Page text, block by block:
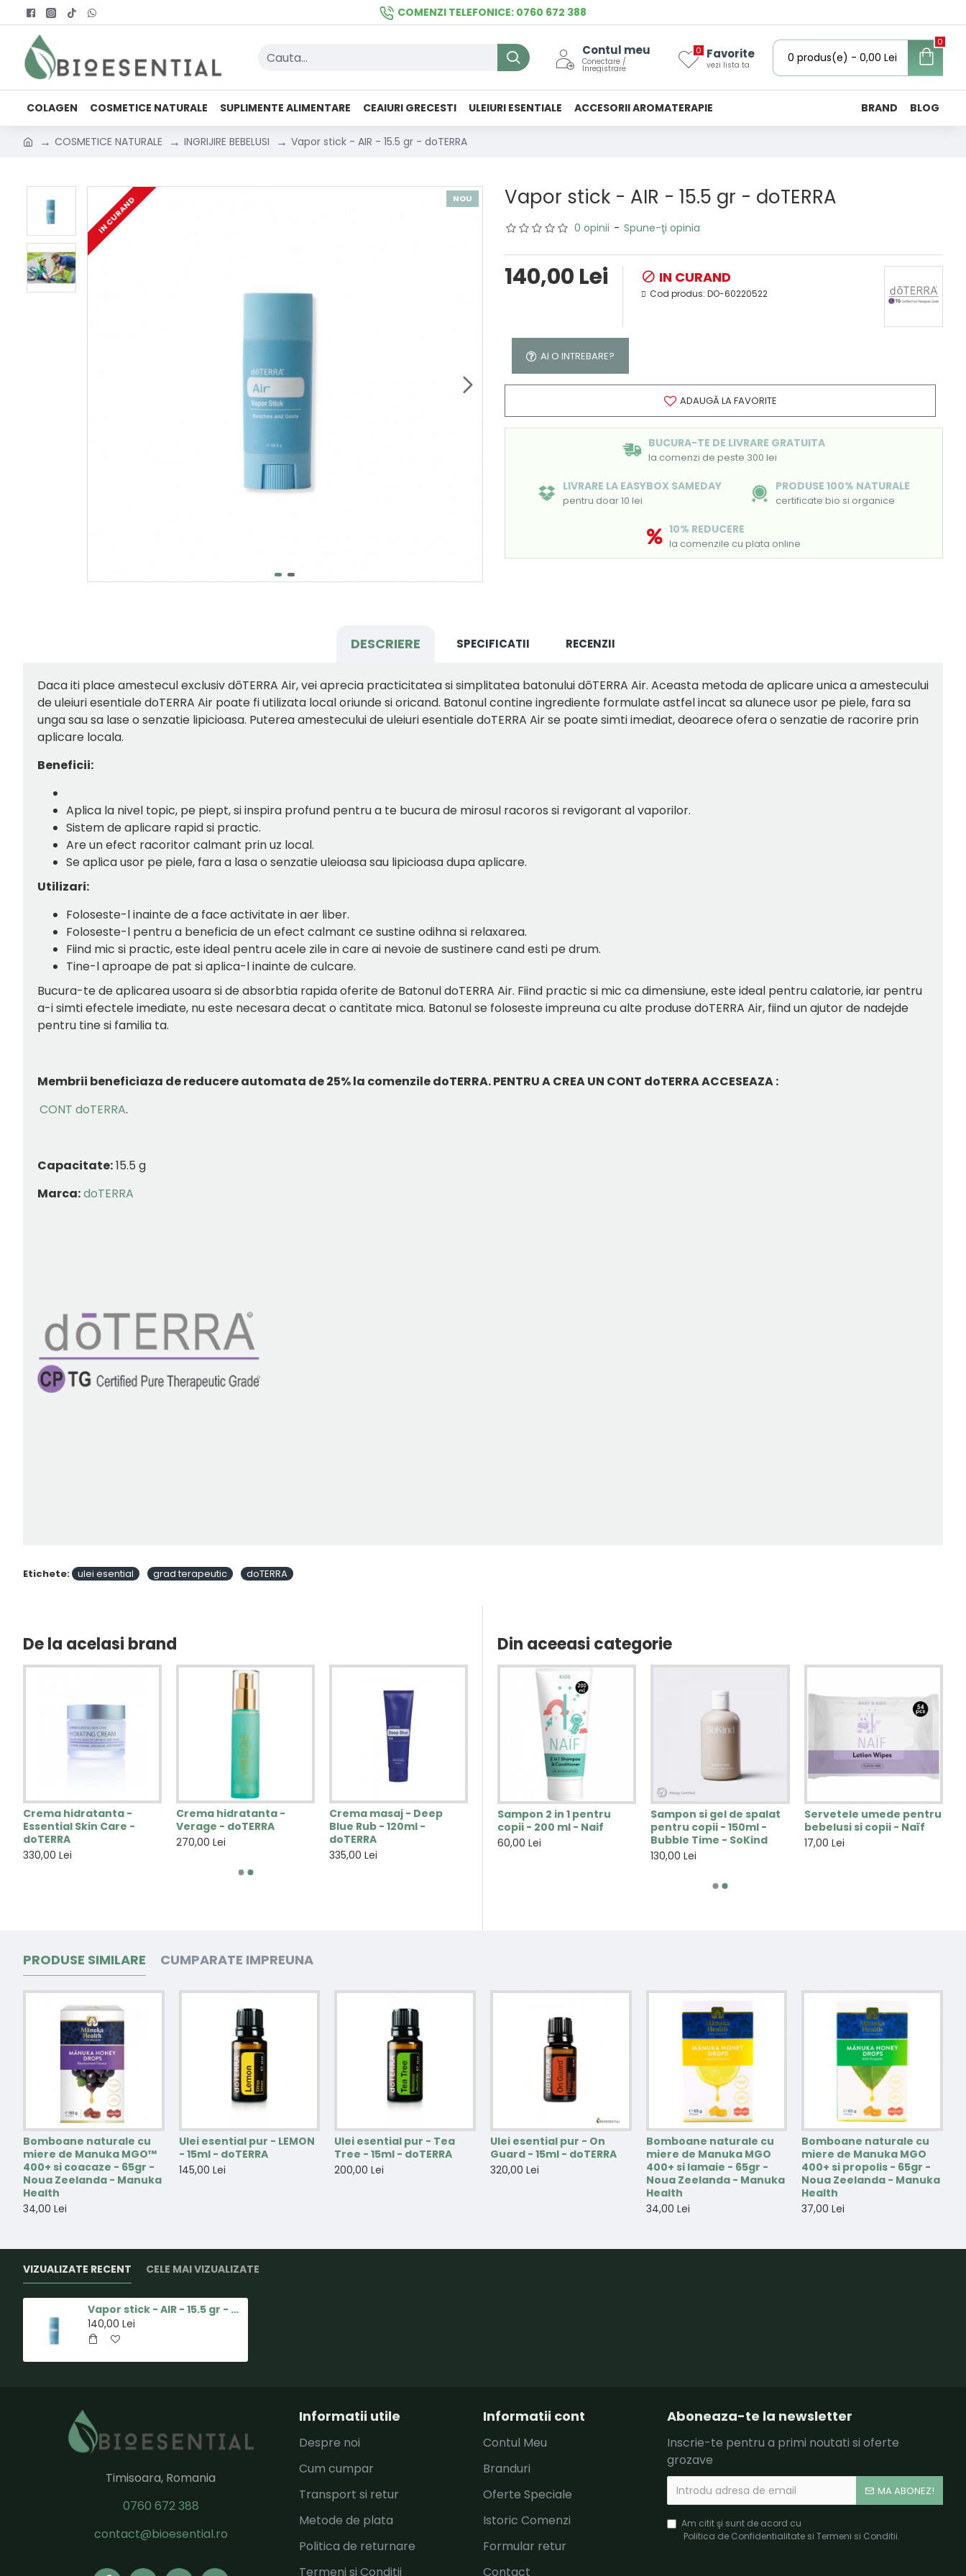
COMENZI TELEFONICE: 0760 672 388
Contul meu
Conectare /
Inregistrare
Favorite
vezi lista ta
0 0 produs(e) - 0,00 Lei
0
COLAGEN COSMETICE NATURALE SUPLIMENTE ALIMENTARE CEAIURI GRECESTI ULEIURI ESENTIALE ACCESORII AROMATERAPIE BRAND BLOG
COSMETICE NATURALE INGRIJIRE BEBELUSI Vapor stick - AIR - 15.5 gr - doTERRA
NOU
IN CURAND Vapor stick - AIR - 15.5 gr - doTERRA
0 opinii - Spune-ţi opinia
140,00 Lei IN CURAND
Cod produs: DO-60220522
AI O INTREBARE?
ADAUGĂ LA FAVORITE
BUCURA-TE DE LIVRARE GRATUITA
la comenzi de peste 300 lei
LIVRARE LA EASYBOX SAMEDAY
pentru doar 10 lei
PRODUSE 100% NATURALE
certificate bio si organice
10% REDUCERE
la comenzile cu plata online
DESCRIERE SPECIFICATII RECENZII
Daca iti place amestecul exclusiv dōTERRA Air, vei aprecia practicitatea si simplitatea batonului dōTERRA Air. Aceasta metoda de aplicare unica a amestecului
de uleiuri esentiale doTERRA Air poate fi utilizata local oriunde si oricand. Batonul contine ingrediente formulate astfel incat sa alunece usor pe piele, fara sa
unga sau sa lase o senzatie lipicioasa. Puterea amestecului de uleiuri esentiale doTERRA Air se poate simti imediat, deoarece ofera o senzatie de racorire prin
aplicare locala.
Beneficii:
Aplica la nivel topic, pe piept, si inspira profund pentru a te bucura de mirosul racoros si revigorant al vaporilor.
Sistem de aplicare rapid si practic.
Are un efect racoritor calmant prin uz local.
Se aplica usor pe piele, fara a lasa o senzatie uleioasa sau lipicioasa dupa aplicare.
Utilizari:
Foloseste-l inainte de a face activitate in aer liber.
Foloseste-l pentru a beneficia de un efect calmant ce sustine odihna si relaxarea.
Fiind mic si practic, este ideal pentru acele zile in care ai nevoie de sustinere cand esti pe drum.
Tine-l aproape de pat si aplica-l inainte de culcare.
Bucura-te de aplicarea usoara si de absorbtia rapida oferite de Batonul doTERRA Air. Fiind practic si mic ca dimensiune, este ideal pentru calatorie, iar pentru
a-i simti efectele imediate, nu este necesara decat o cantitate mica. Batonul se foloseste impreuna cu alte produse doTERRA Air, fiind un ajutor de nadejde
pentru tine si familia ta.
Membrii beneficiaza de reducere automata de 25% la comenzile doTERRA.PENTRU A CREA UN CONT doTERRA ACCESEAZA :
CONT doTERRA.
Capacitate:15.5 g
Marca:doTERRA
Etichete: ulei esential grad terapeutic doTERRA
De la acelasi brand
Crema hidratanta -
Essential Skin Care -
doTERRA
330,00 Lei
Crema hidratanta -
Verage - doTERRA
270,00 Lei
Crema masaj - Deep
Blue Rub - 120ml -
doTERRA
335,00 Lei
Din aceeasi categorie
Crema de scutece
pentru bebelusi - 50ml -
Little Miracle - SoKind
130,00 Lei
Gel de dus sub forma de
spuma - Happy Foam -
bebelusi si copii - 200ml
Lotiune hidratanta
pentru bebelusi - 125ml -
Tiny Softness - SoKind
140,00 Lei
Sampon 2 in 1 pentru
copii - 200 ml - Naif
60,00 Lei
Sampon si gel de spalat
pentru copii - 150ml -
Bubble Time - SoKind
130,00 Lei
Servetele umede pentru
bebelusi si copii - Naïf
17,00 Lei
PRODUSE SIMILARE CUMPARATE IMPREUNA
Bomboane naturale cu
miere de Manuka MGO™
400+ si coacaze - 65gr -
Noua Zeelanda - Manuka
Health
34,00 Lei
Ulei esential pur - LEMON
- 15ml - doTERRA
145,00 Lei
Ulei esential pur - Tea
Tree - 15ml - doTERRA
200,00 Lei
Ulei esential pur - On
Guard - 15ml - doTERRA
320,00 Lei
Bomboane naturale cu
miere de Manuka MGO
400+ si lamaie - 65gr -
Noua Zeelanda - Manuka
Health
34,00 Lei
Bomboane naturale cu
miere de Manuka MGO
400+ si propolis - 65gr -
Noua Zeelanda - Manuka
Health
37,00 Lei
VIZUALIZATE RECENT CELE MAI VIZUALIZATE
Vapor stick - AIR - 15.5 gr - doTERRA
140,00 Lei
Timisoara, Romania
0760 672 388
contact@bioesential.ro
Informatii utile
Despre noi
Cum cumpar
Transport si retur
Metode de plata
Politica de returnare
Termeni si Conditii
Informatii cont
Contul Meu
Branduri
Oferte Speciale
Istoric Comenzi
Formular retur
Contact
Aboneaza-te la newsletter
Inscrie-te pentru a primi noutati si oferte
grozave
MA ABONEZ!
Am citit şi sunt de acord cu
Politica de Confidentialitate si Termeni si Conditii.